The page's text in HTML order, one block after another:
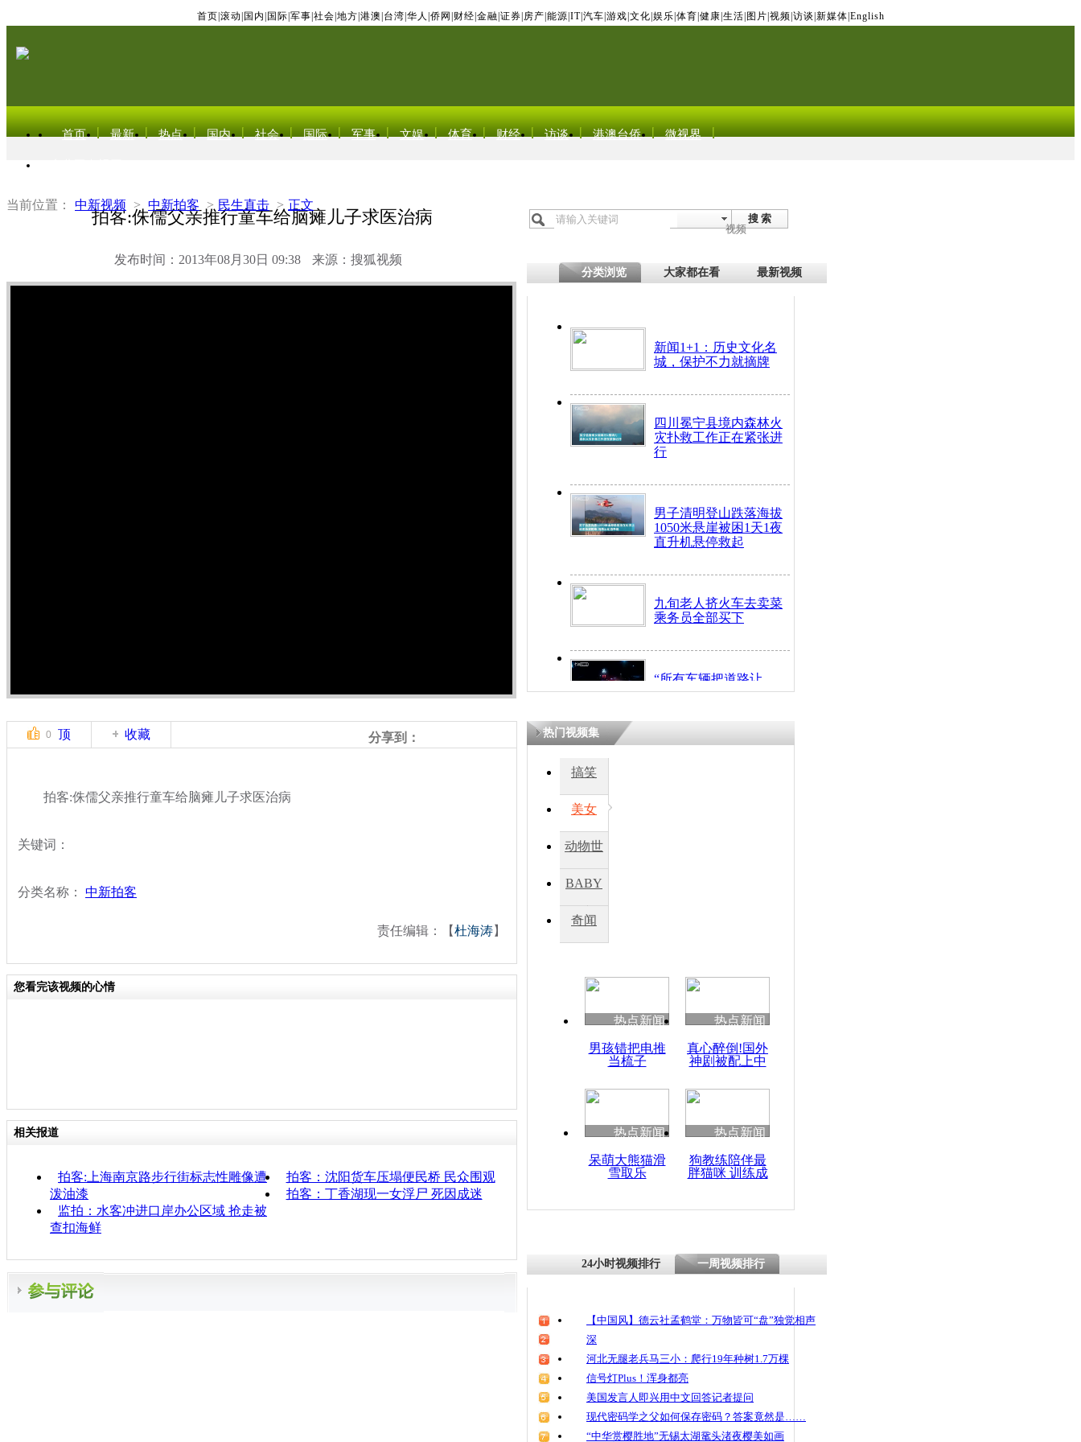
首页 滚动 国内 国际 军事 社会 地方 港澳 台湾 华人 侨网 财经 金融 证券 房产 能源 IT| 汽车 游戏 文化 娱乐 体育 健康 生活 图片 视频 访谈 新媒体 English
首页 最新 热点 国内 社会 国际 军事 文娱 体育 财经 访谈 港澳台侨 微视界
当前位置： 中新视频 > 中新拍客 > 民生直击 > 正文
拍客:侏儒父亲推行童车给脑瘫儿子求医治病
发布时间：2013年08月30日 09:38 来源：搜狐视频
搜 索
视频
分类浏览 大家都在看 最新视频
新闻1+1：历史文化名
城，保护不力就摘牌
四川冕宁县境内森林火
灾扑救工作正在紧张进
行
男子清明登山跌落海拔
1050米悬崖被困1天1夜
直升机悬停救起
九旬老人挤火车去卖菜
乘务员全部买下
“所有车辆把道路让
开！”儿童突发疾病交
四川兴文苗乡上万人欢
度苗族花山节
清明祭英烈 哀思悼忠
侏儒父亲徒步带脑瘫儿
0 顶 收藏 分享到：
拍客:侏儒父亲推行童车给脑瘫儿子求医治病
关键词：
分类名称： 中新拍客
责任编辑：【杜海涛】
您看完该视频的心情
相关报道
拍客:上海南京路步行街标志性雕像遭
泼油漆
拍客：沈阳货车压塌便民桥 民众围观
拍客：丁香湖现一女浮尸 死因成迷
监拍：水客冲进口岸办公区域 抢走被
查扣海鲜
热门视频集
搞笑
美女
动物世
BABY
秀
奇闻
热点新闻
男孩错把电推
当梳子
热点新闻
真心醉倒!国外
神剧被配上中
热点新闻
呆萌大熊猫滑
雪取乐
热点新闻
狗教练陪伴最
胖猫咪 训练成
24小时视频排行 一周视频排行
【中国风】德云社孟鹤堂：万物皆可“盘”独觉相声
深
河北无腿老兵马三小：爬行19年种树1.7万棵
信号灯Plus！浑身都亮
美国发言人即兴用中文回答记者提问
现代密码学之父如何保存密码？答案竟然是……
“中华赏樱胜地”无锡太湖鼋头渚夜樱美如画